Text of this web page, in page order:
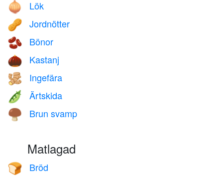
🧅 Lök
🥜 Jordnötter
🫘 Bönor
🌰 Kastanj
🫚 Ingefära
🫛 Ärtskida
🍄‍🟫 Brun svamp
Matlagad
🍞 Bröd